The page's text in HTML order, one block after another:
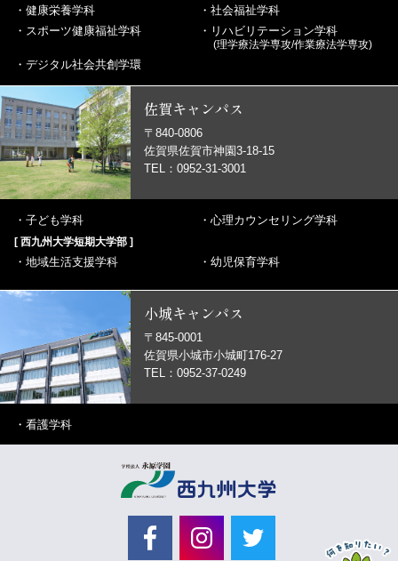
・ 健康栄養学科 ・ 社会福祉学科
・ スポーツ健康福祉学科 ・ リハビリテーション学科
(理学療法学専攻/作業療法学専攻)
・ デジタル社会共創学環
佐賀キャンパス
〒840-0806
佐賀県佐賀市神園3-18-15
TEL：0952-31-3001
・ 子ども学科 ・ 心理カウンセリング学科
[ 西九州大学短期大学部 ]
・ 地域生活支援学科 ・ 幼児保育学科
小城キャンパス
〒845-0001
佐賀県小城市小城町176-27
TEL：0952-37-0249
・ 看護学科